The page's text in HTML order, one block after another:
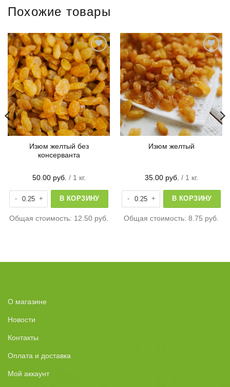
Похожие товары
Изюм желтый без
консерванта
50.00 руб. / 1 кг.
Количество товара Изюм желтый без консерванта
В КОРЗИНУ
Общая стоимость: 12.50 руб.
Изюм желтый
35.00 руб. / 1 кг.
Количество товара Изюм желтый
В КОРЗИНУ
Общая стоимость: 8.75 руб.
О магазине
Новости
Контакты
Оплата и доставка
Мой аккаунт